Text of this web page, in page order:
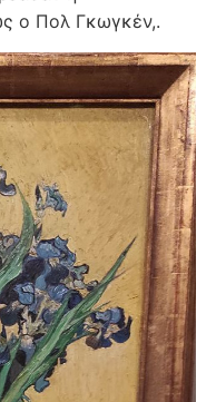
ο Πολ Γκωγκέν,.